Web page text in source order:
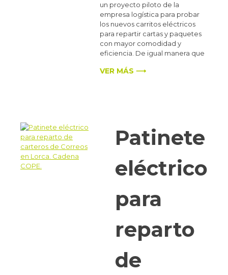
un proyecto piloto de la
empresa logística para probar
los nuevos carritos eléctricos
para repartir cartas y paquetes
con mayor comodidad y
eficiencia. De igual manera que
VER MÁS ⟶
Patinete
eléctrico
para
reparto
de